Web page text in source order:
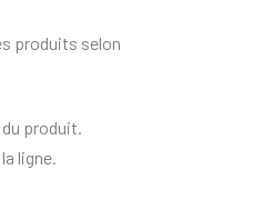
produits selon
du produit.
ligne.